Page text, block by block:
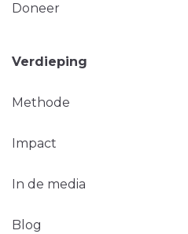
Doneer
Verdieping
Methode
Impact
In de media
Blog